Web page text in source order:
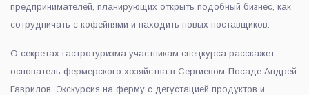
предпринимателей, планирующих открыть подобный бизнес, как
сотрудничать с кофейнями и находить новых поставщиков.
О секретах гастротуризма участникам спецкурса расскажет
основатель фермерского хозяйства в Сергиевом-Посаде Андрей
Гаврилов. Экскурсия на ферму с дегустацией продуктов и